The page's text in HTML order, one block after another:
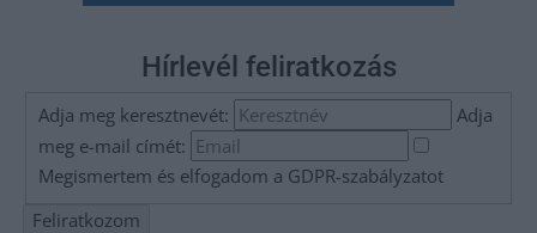
Hírlevél feliratkozás
Adja meg keresztnevét:
Adja
meg e-mail címét:
Megismertem és elfogadom a GDPR-szabályzatot